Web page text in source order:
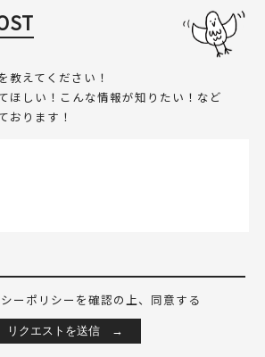
教えてください！
ほしい！こんな情報が知りたい！など
おります！
ーポリシーを確認の上、同意する